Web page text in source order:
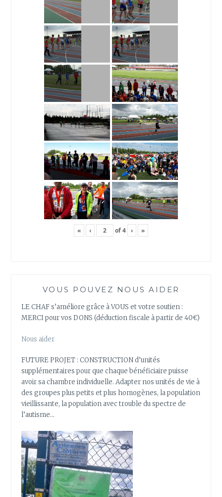
« ‹ of4 › »
VOUS POUVEZ NOUS AIDER
LE CHAF s’améliore grâce à VOUS et votre soutien :
MERCI pour vos DONS (déduction fiscale à partir de 40€)
Nous aider
FUTURE PROJET : CONSTRUCTION d’unités
supplémentaires pour que chaque bénéficiaire puisse
avoir sa chambre individuelle. Adapter nos unités de vie à
des groupes plus petits et plus homogènes, la population
vieillissante, la population avec trouble du spectre de
l’autisme…